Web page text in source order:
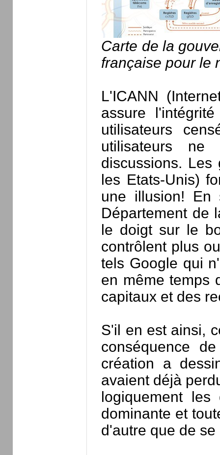
Carte de la
française pour le
L'ICANN
assure
utilisateurs
utilisateurs ne
discussions. Les
les Etats-Unis)
une illusion! En
Département de
le doigt sur le
contrôlent plus
tels Google qui
en même temps
capitaux et des
S'il en est ainsi,
conséquence
création a
avaient déjà
logiquement
dominante et
d'autre que de